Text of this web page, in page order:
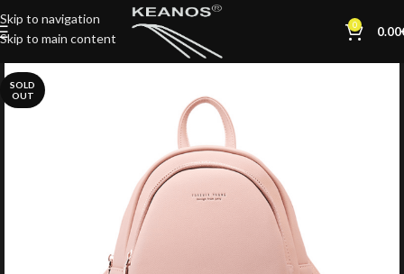
Skip to navigation
Skip to main content
0 0.00
SOLD
OUT